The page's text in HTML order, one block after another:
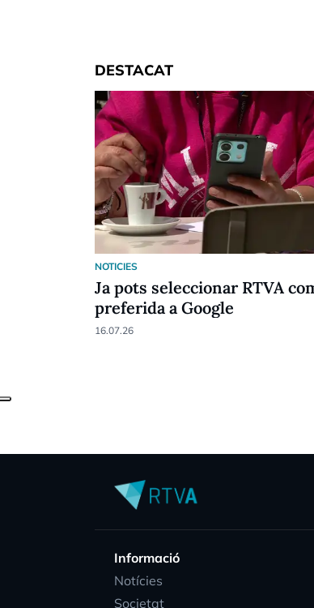
DESTACAT
NOTICIES
Ja pots seleccionar RTVA
preferida a Google
16.07.26
Informació
Notícies
Societat